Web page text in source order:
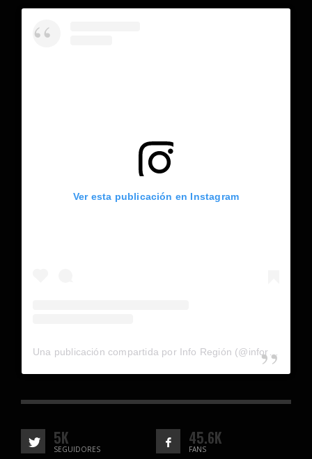
Ver esta publicación en Instagram
5K
SEGUIDORES
45.6K
FANS